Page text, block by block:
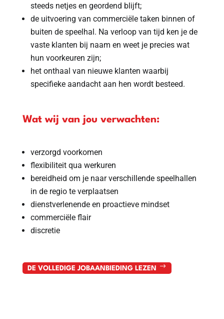
steeds netjes en geordend blijft;
de uitvoering van commerciële taken binnen of
buiten de speelhal. Na verloop van tijd ken je de
vaste klanten bij naam en weet je precies wat
hun voorkeuren zijn;
het onthaal van nieuwe klanten waarbij
specifieke aandacht aan hen wordt besteed.
Wat wij van jou verwachten:
verzorgd voorkomen
flexibiliteit qua werkuren
bereidheid om je naar verschillende speelhallen
in de regio te verplaatsen
dienstverlenende en proactieve mindset
commerciële flair
discretie
DE VOLLEDIGE JOBAANBIEDING LEZEN